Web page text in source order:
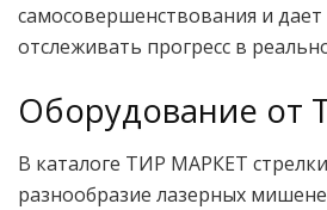
самосовершенствования и
отслеживать прогресс в
Оборудование от
В каталоге ТИР МАРКЕТ
разнообразие лазерных